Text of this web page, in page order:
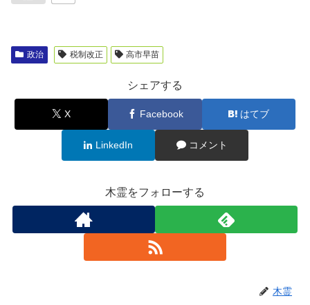
政治 税制改正 高市早苗
シェアする
X Facebook はてブ
LinkedIn コメント
木霊をフォローする
木霊